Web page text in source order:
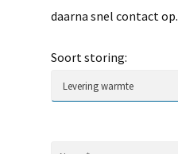
daarna snel contact op.
Soort storing: